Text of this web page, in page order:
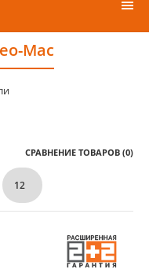
Mac
СРАВНЕНИЕ ТОВАРОВ (0)